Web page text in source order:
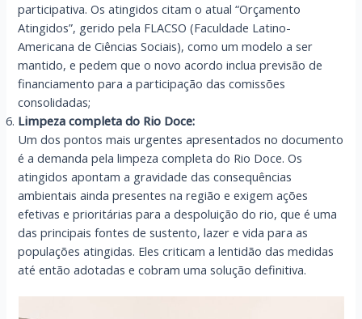
participativa. Os atingidos citam o atual “Orçamento
Atingidos”, gerido pela FLACSO (Faculdade Latino-
Americana de Ciências Sociais), como um modelo a ser
mantido, e pedem que o novo acordo inclua previsão de
financiamento para a participação das comissões
consolidadas;
Limpeza completa do Rio Doce:
Um dos pontos mais urgentes apresentados no documento
é a demanda pela limpeza completa do Rio Doce. Os
atingidos apontam a gravidade das consequências
ambientais ainda presentes na região e exigem ações
efetivas e prioritárias para a despoluição do rio, que é uma
das principais fontes de sustento, lazer e vida para as
populações atingidas. Eles criticam a lentidão das medidas
até então adotadas e cobram uma solução definitiva.